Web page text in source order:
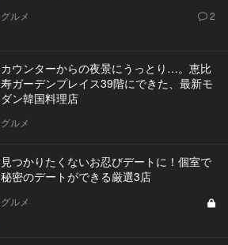
グルメ 2
カウンターからの夜景にうっとり…。恵比
寿ガーデンプレイス39階にできた、最新モ
ダン韓国料理店
グルメ
見つかりたくないお忍びデートに！個室で
秘密のデートができる厳選3店
グルメ